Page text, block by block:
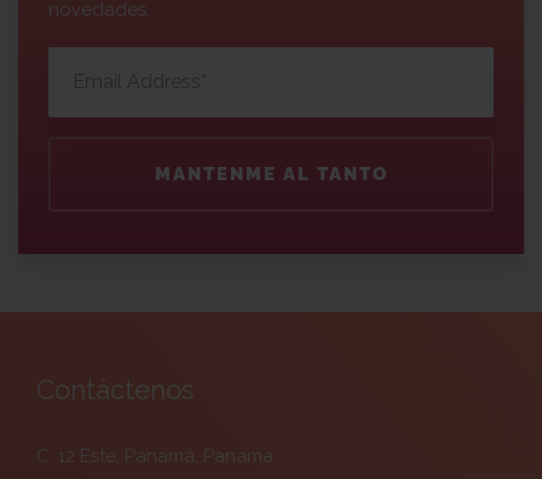
novedades.
MANTENME AL TANTO
Contáctenos
C. 12 Este, Panamá, Panama